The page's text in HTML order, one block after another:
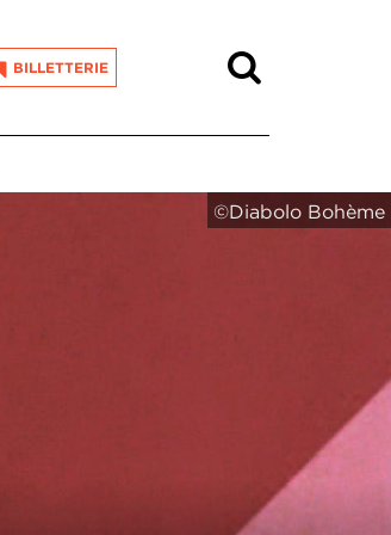
BILLETTERIE
©Diabolo Bohème